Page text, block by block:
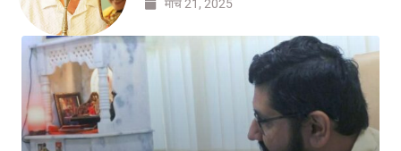
मार्च 21, 2025